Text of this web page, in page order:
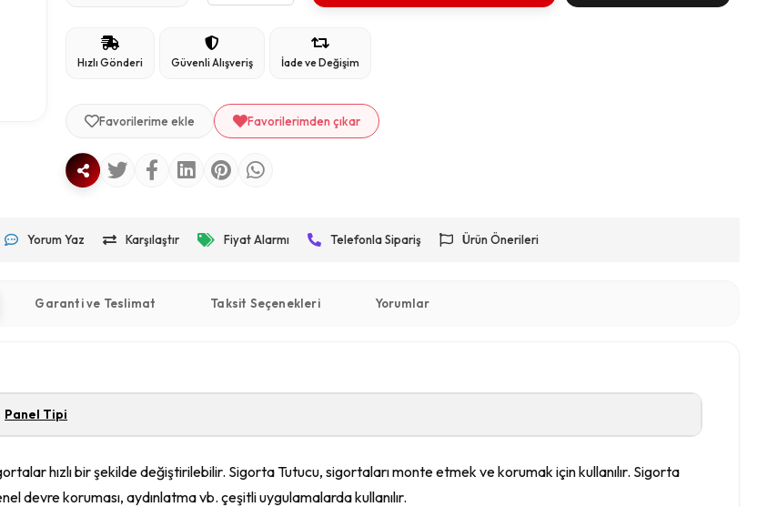
Hızlı Gönderi Güvenli Alışveriş İade ve Değişim
Favorilerime ekle Favorilerimden çıkar
Yorum Yaz Karşılaştır Fiyat Alarmı Telefonla Sipariş Ürün Önerileri
Garanti ve Teslimat Taksit Seçenekleri Yorumlar
Panel Tipi
hızlı bir şekilde değiştirilebilir. Sigorta Tutucu, sigortaları monte etmek ve korumak için kullanılır. Sigorta
koruması, aydınlatma vb. çeşitli uygulamalarda kullanılır.